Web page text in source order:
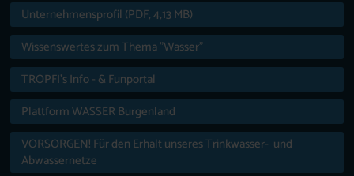
Unternehmensprofil (PDF, 4,13 MB)
Wissenswertes zum Thema "Wasser"
TROPFI’s Info - & Funportal
Plattform WASSER Burgenland
VORSORGEN! Für den Erhalt unseres Trinkwasser- und
Abwassernetze